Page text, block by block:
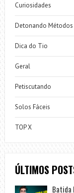
Curiosidades
Detonando Métodos
Dica do Tio
Geral
Petiscutando
Solos Fáceis
TOP X
ÚLTIMOS
Batida